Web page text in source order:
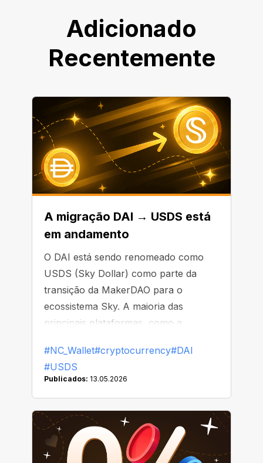
Adicionado
Recentemente
A migração DAI → USDS está
em andamento
O DAI está sendo renomeado como
USDS (Sky Dollar) como parte da
transição da MakerDAO para o
ecossistema Sky. A maioria das
principais plataformas, como a
remover o DAI de suas listas
#NC_Wallet#cryptocurrency#DAI
#USDS
Publicados: 13.05.2026